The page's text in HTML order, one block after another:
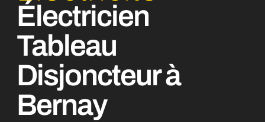
Électricien
Tableau
Disjoncteur à
Bernay